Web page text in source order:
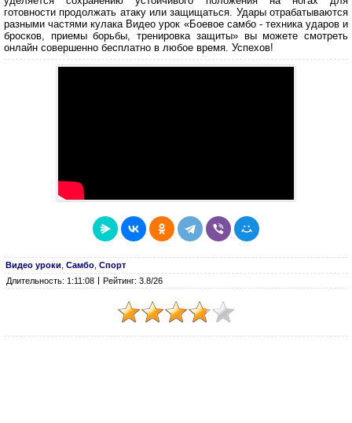
готовности продолжать атаку или защищаться. Удары отрабатываются
разными частями кулака Видео урок «Боевое самбо - техника ударов и
бросков, приемы борьбы, тренировка защиты» вы можете смотреть
онлайн совершенно бесплатно в любое время. Успехов!
Видео уроки Самбо Спорт
Длительность: 1:11:08
Рейтинг: 3.8/26